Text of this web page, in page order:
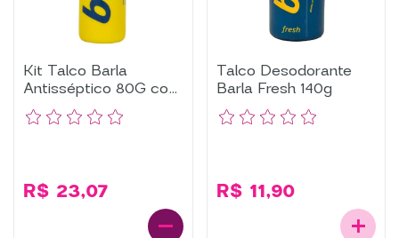
Kit Talco Barla
Antisséptico 80G com
3 Un
R$ 23,07
Talco Desodorante
Barla Fresh 140g
R$ 11,90